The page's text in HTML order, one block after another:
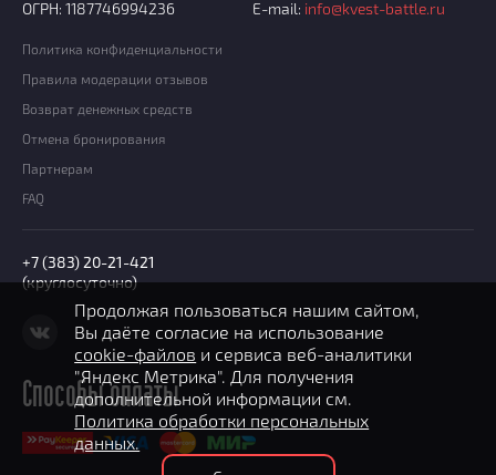
ОГРН: 1187746994236
E-mail: info@kvest-battle.ru
Политика конфиденциальности
Правила модерации отзывов
Возврат денежных средств
Отмена бронирования
Партнерам
FAQ
+7 (383) 20-21-421
(круглосуточно)
Способы оплаты
Продолжая пользоваться нашим сайтом,
Вы даёте согласие на использование
cookie-файлов и сервиса веб-аналитики
"Яндекс Метрика". Для получения
дополнительной информации см.
Политика обработки персональных
данных.